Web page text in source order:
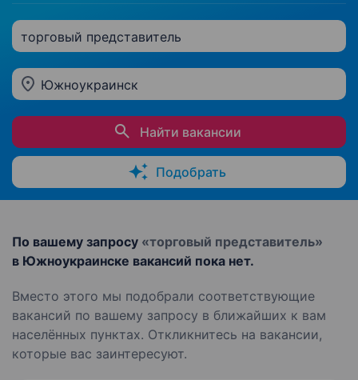
торговый представитель
Южноукраинск
Найти вакансии
Подобрать
По вашему запросу «торговый представитель»
в Южноукраинске вакансий пока нет.
Вместо этого мы подобрали соответствующие
вакансий по вашему запросу в ближайших к вам
населённых пунктах. Откликнитесь на вакансии,
которые вас заинтересуют.